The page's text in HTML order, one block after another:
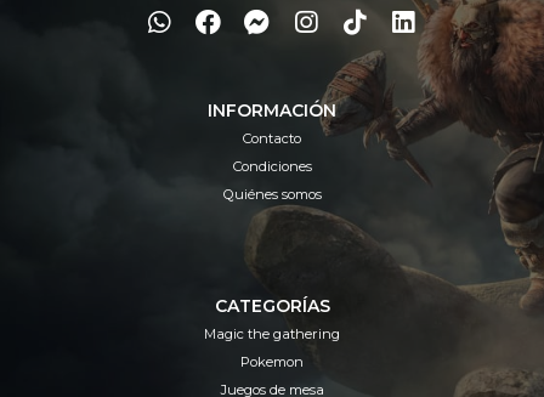
INFORMACIÓN
Contacto
Condiciones
Quiénes somos
CATEGORÍAS
Magic the gathering
Pokemon
Juegos de mesa